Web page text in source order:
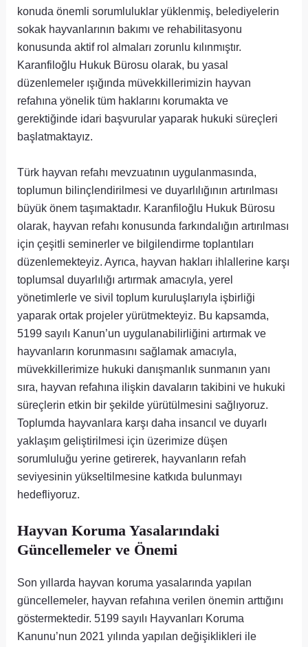
konuda önemli sorumluluklar yüklenmiş, belediyelerin
sokak hayvanlarının bakımı ve rehabilitasyonu
konusunda aktif rol almaları zorunlu kılınmıştır.
Karanfiloğlu Hukuk Bürosu olarak, bu yasal
düzenlemeler ışığında müvekkillerimizin hayvan
refahına yönelik tüm haklarını korumakta ve
gerektiğinde idari başvurular yaparak hukuki süreçleri
başlatmaktayız.
Türk hayvan refahı mevzuatının uygulanmasında,
toplumun bilinçlendirilmesi ve duyarlılığının artırılması
büyük önem taşımaktadır. Karanfiloğlu Hukuk Bürosu
olarak, hayvan refahı konusunda farkındalığın artırılması
için çeşitli seminerler ve bilgilendirme toplantıları
düzenlemekteyiz. Ayrıca, hayvan hakları ihlallerine karşı
toplumsal duyarlılığı artırmak amacıyla, yerel
yönetimlerle ve sivil toplum kuruluşlarıyla işbirliği
yaparak ortak projeler yürütmekteyiz. Bu kapsamda,
5199 sayılı Kanun’un uygulanabilirliğini artırmak ve
hayvanların korunmasını sağlamak amacıyla,
müvekkillerimize hukuki danışmanlık sunmanın yanı
sıra, hayvan refahına ilişkin davaların takibini ve hukuki
süreçlerin etkin bir şekilde yürütülmesini sağlıyoruz.
Toplumda hayvanlara karşı daha insancıl ve duyarlı
yaklaşım geliştirilmesi için üzerimize düşen
sorumluluğu yerine getirerek, hayvanların refah
seviyesinin yükseltilmesine katkıda bulunmayı
hedefliyoruz.
Hayvan Koruma Yasalarındaki
Güncellemeler ve Önemi
Son yıllarda hayvan koruma yasalarında yapılan
güncellemeler, hayvan refahına verilen önemin arttığını
göstermektedir. 5199 sayılı Hayvanları Koruma
Kanunu’nun 2021 yılında yapılan değişiklikleri ile